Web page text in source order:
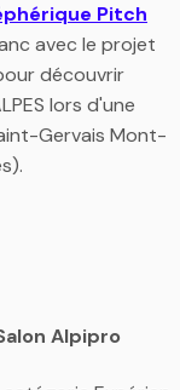
Pitch
découvrir
lors d'une
Gervais Mont-
Alpipro